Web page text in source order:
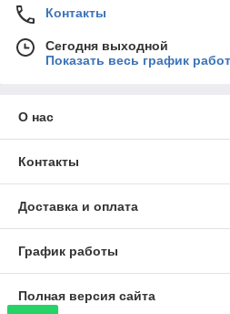
Контакты
Сегодня выходной
Показать весь график
О нас
Контакты
Доставка и оплата
График работы
Полная версия сайта